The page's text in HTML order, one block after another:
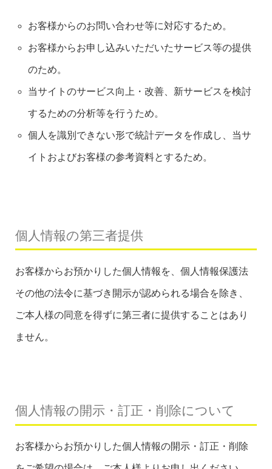
お客様からのお問い合わせ等に対応するため。
お客様からお申し込みいただいたサービス等の提供
のため。
当サイトのサービス向上・改善、新サービスを検討
するための分析等を行うため。
個人を識別できない形で統計データを作成し、当サ
イトおよびお客様の参考資料とするため。
個人情報の第三者提供
お客様からお預かりした個人情報を、個人情報保護法
その他の法令に基づき開示が認められる場合を除き、
ご本人様の同意を得ずに第三者に提供することはあり
ません。
個人情報の開示・訂正・削除について
お客様からお預かりした個人情報の開示・訂正・削除